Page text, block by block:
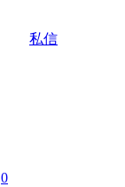
私信
0